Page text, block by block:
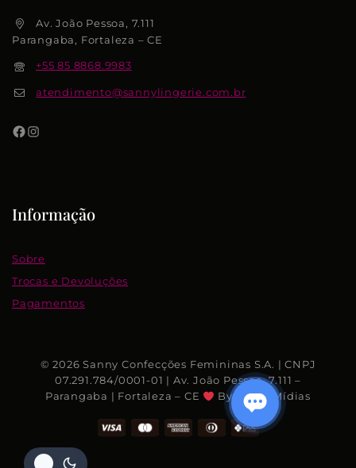
Av. João Pessoa, 7.111
Parangaba, Fortaleza – CE
+55 85 8868.9983
atendimento@sannylingerie.com.br
Informação
Sobre
Trocas e Devoluções
Pagamentos
© 2026 Sanny Confecções Femininas S.A. | CNPJ
07.291.784/0001-01 | Av. João Pessoa, 7.111 –
Parangaba | Fortaleza – CE
By Rhino Mídias